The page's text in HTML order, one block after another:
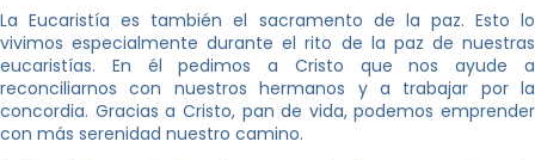
La Eucaristía es también el sacramento de la paz. Esto lo
vivimos especialmente durante el rito de la paz de nuestras
eucaristías. En él pedimos a Cristo que nos ayude a
reconciliarnos con nuestros hermanos y a trabajar por la
concordia. Gracias a Cristo, pan de vida, podemos emprender
con más serenidad nuestro camino.